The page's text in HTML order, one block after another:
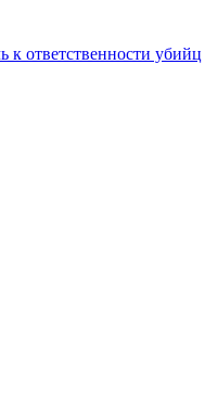
ответственности убийц